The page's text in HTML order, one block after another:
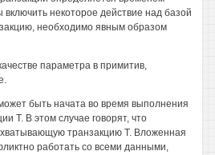
некоторое действие над базой
необходимо явным образом
параметра в примитив,
быть начата во время выполнения
Т. В этом случае говорят, что
транзакцию Т. Вложенная
работать со всеми данными,